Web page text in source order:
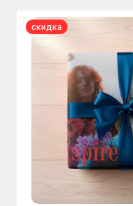
скидка